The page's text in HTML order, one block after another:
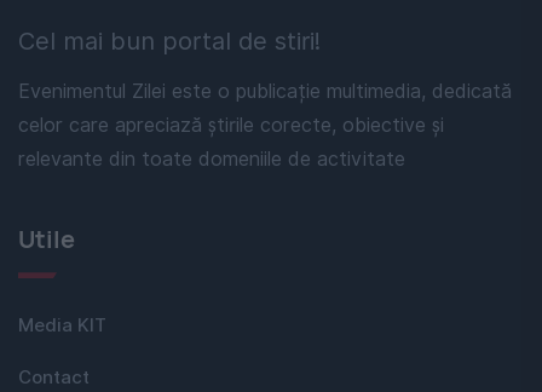
Cel mai bun portal de stiri!
Evenimentul Zilei este o publicație multimedia, dedicată
celor care apreciază știrile corecte, obiective și
relevante din toate domeniile de activitate
Utile
Media KIT
Contact